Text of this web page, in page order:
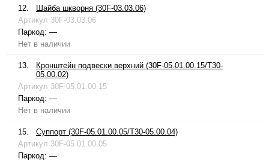
12.
Шайба шкворня (30F-03.03.06)
Артикул 30F-03.03.06
Паркод: —
Нет в наличии
13.
Кронштейн подвески верхний (30F-05.01.00.15/T30-
05.00.02)
Артикул 30F-05.01.00.15
Паркод: —
Нет в наличии
15.
Суппорт (30F-05.01.00.05/T30-05.00.04)
Артикул 30F-05.01.00.05
Паркод: —